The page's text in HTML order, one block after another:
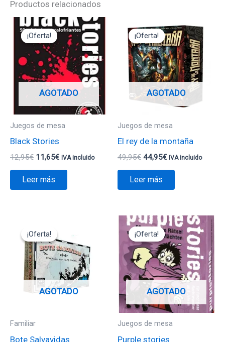
Productos relacionados
¡Oferta!
AGOTADO
¡Oferta!
Juegos de mesa
Black Stories
12,95€
El
precio
original
era:
12,95€.
11,65€
El
precio
actual
es:
11,65€.
IVA incluido
Leer más
¡Oferta!
AGOTADO
¡Oferta!
Juegos de mesa
El rey de la montaña
49,95€
precio
original
era:
49,95€.
44,95€
precio
actual
es:
44,95€.
IVA incluido
Leer más
¡Oferta!
AGOTADO
¡Oferta!
Familiar
Bote Salvavidas
precio
original
era:
24,95€.
actual
es:
12,47€.
¡Oferta!
AGOTADO
¡Oferta!
Juegos de mesa
Purple stories
El
precio
original
era:
12,95€.
El
precio
actual
es:
11,65€.